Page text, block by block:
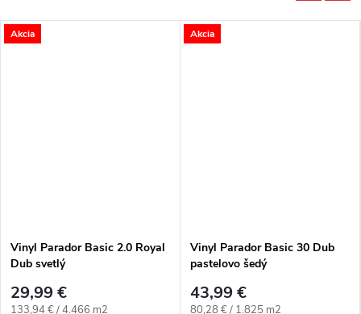
Akcia
Vinyl Parador Basic 2.0 Royal
Dub svetlý
29,99 €
Jednotková cena:
133,94 € / 4.466 m2
Akcia
Vinyl Parador Basic 30 Dub
pastelovo šedý
43,99 €
Jednotková cena:
80,28 € / 1.825 m2